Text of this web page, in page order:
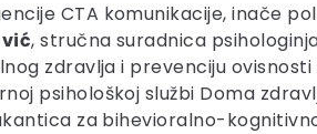
CTA komunikacije, inače
, stručna suradnica
zdravlja i prevenciju
psihološkoj službi Doma
za bihevioralno-